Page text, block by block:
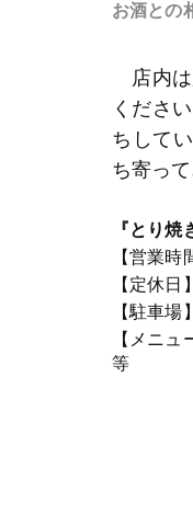
お酒との
店内は
くださ
ちして
ち寄っ
『とり焼
【営業
【定休日
【駐車場】
【メニ
等